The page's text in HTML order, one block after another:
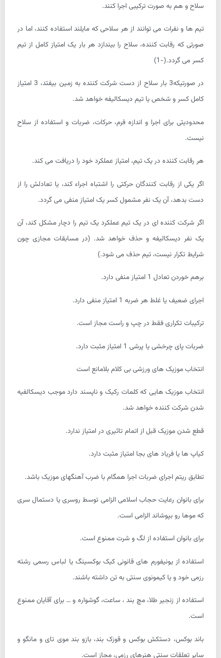
سلاح و هم به صورت ترکیبی اجرا کنند.
تیم ها و نفرات می توانند از هر سلاحی که مایلند استفاده کنند، اما در
صورتی که رقابت کننده، سلاح را بیندازد هر بار یک امتیاز کامل از تیم
کسر می گردد.(-1)
در صورتیکه3 بار سلاح از دست شرکت کننده به زمین بیفتد، 3 امتیاز
کامل کسر و شخص یا تیم دیسکالیفه خواهد شد.
محدودیتی برای اجرا و اندازه فرم، حرکات، ضربات و استفاده از سلاح
نیست.
هر رقابت کننده در یک تیم، امتیاز عملکرد خود را دریافت می کند.
اگر یکی از رقابت کنندگان حرکتی را اشتباه اجراء کند، یا تعادلش را از
دست بدهد، آن یک نفر مشمول کسر یک امتیاز منفی می گردد.
اگر شرکت کننده ای در یک تیم عملکرد یک تیم را دچار مشکل کند، آن
یک نفر دیسکالیفه و حذف خواهد شد. (در مسابقات مجازی چون
شرایط تکرار نیست، تیم حذف می شود.)
برهم خوردن تعادل 1 امتیاز منفی دارد.
اجرای ضعیف یا غلط هر ضربه 1 امتیاز منفی دارد.
ترکیبات تکراری فقط در چپ و راست مجاز است.
ضربات پای چرخشی یا پرشی 1 امتیاز مثبت دارد.
انتخاب موزیک های ورزشی بی کلام بلامانع است
انتخاب موزیک هایی که کلمات رکیک و ناپسند دارد موجب دیسکالفیه
شدن شرکت کننده خواهد شد.
قطع شدن موزیک قبل از اتمام تاثیری در امتیاز ندارد.
کیاپ ها یا فریاد های بجا امتیاز مثبت دارد.
تطابق ریتم اجرای ضربات اجرا همگام با ضرب آهنگهای موزیک باشد.
برای بانوان رعایت حجاب اسلامی الزامی توسط روسری یا دستمال سری
که موها رو بپوشاند الزامی است.
برای بانوان استفاده از لگ و شرت ممنوع است.
استفاده از یونیفورم های قانونی کیک بوکسینگ یا لباس رسمی رشته
رزمی خود و یا کیمونوی سنتی به تن داشته باشند.
استفاده از زنجیر طلا، مچ بند ، ساعت، گوشواره و … برای آقایان ممنوع
است.
باند بوکس، دستکش بوکس و قوزک بند، بازو بند موی تای و مانگو و
سایر تعلقات سنتی هنرهای رزمی، مجاز است.